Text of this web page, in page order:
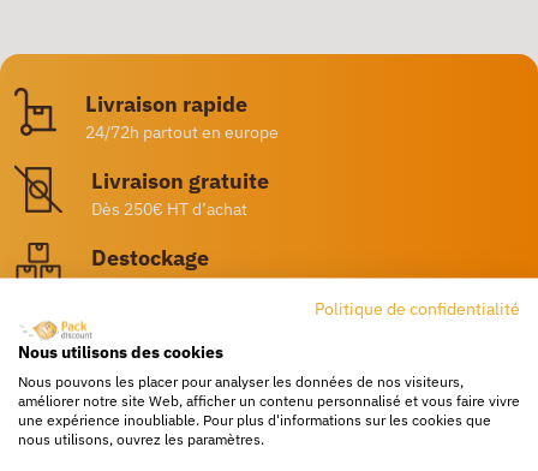
Livraison rapide
24/72h partout en europe
Livraison gratuite
Dès 250€ HT d’achat
Destockage
Profitez de prix bas toute l’année
Besoin d'aide ?
Un service client à votre écoute
Politique de confidentialité
Nous utilisons des cookies
Nous pouvons les placer pour analyser les données de nos visiteurs,
améliorer notre site Web, afficher un contenu personnalisé et vous faire vivre
une expérience inoubliable. Pour plus d'informations sur les cookies que
nous utilisons, ouvrez les paramètres.